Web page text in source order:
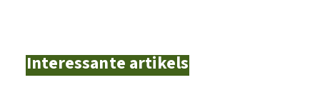
Interessante artikels